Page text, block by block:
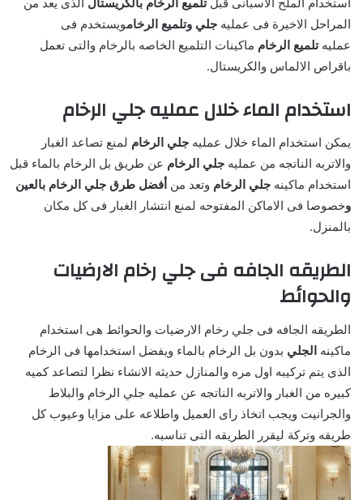
المراحل الاخيرة فى عمليه جلي وتلميع الرخامويستخدم فى
عمليهتلميع الرخام ماكينات التلميع الخاصه بالرخام والتى تعمل
باقراص الالماس والكريستال.
استخدام الماء خلال عمليه جلي الرخام
يمكن استخدام الماء خلال عمليه جلي الرخام لمنع تصاعد الغبار
والاتربه الناتجه من عمليه جلي الرخام عن طريق بل الرخام بالماء قبل
استخدام ماكينه جلي الرخام وتعد من أفضل طرق جلي الرخام بالعين
وخصوصا فى الاماكن المفتوحه لمنع انتشار الغبار فى كل مكان
بالمنزل.
الطريقه الجافه فى جلي رخام الارضيات
والحوائط
الطريقه الجافه فى جلي رخام الارضيات والحوائط هى استخدام
ماكينه الجلي بدون بل الرخام بالماء ويفضل استخدامها فى الرخام
الذى يتم تركيبه اول مره والمنازل حديثه الانشاء نظرا لتصاعد كميه
كبيره من الغبار والاتربه الناتجه عن عمليه جلي الرخام والبلاط
والجرانيت ويجب اتخاذ راى العميل واطلاعه على مزايا وعيوب كل
طريقه وتركة ليقرر الطريقه التى تناسبه.